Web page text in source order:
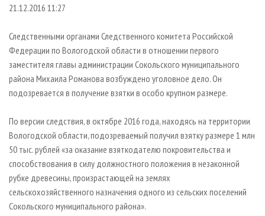
ПРОИЗВОДСТВО ДРЕВЕСНЫХ ПЛИТ
ПРОИЗВОДСТВО МЕБЕЛИ
БИОЭНЕРГЕТИКА
ЦБП
МОБИЛЬНЫЕ ВЫСТАВКИ
ОФИЦИАЛЬНЫЕ ДЕЛЕГАЦИИ
ПРИОРИТЕТНЫЕ ИНВЕСТПРОЕКТЫ
RUSSIAN FORESTRY REVIEW
ГАЗЕТА ЛЕСПРОМФОРУМ
РЕКЛАМА НА САЙТЕ
21.12.2016 11:27
Следственными органами Следственного комитета Российской
Федерации по Вологодской области в отношении первого
заместителя главы администрации Сокольского муниципального
района Михаила Романова возбуждено уголовное дело. Он
подозревается в получение взятки в особо крупном размере.
По версии следствия, в октябре 2016 года, находясь на территории
Вологодской области, подозреваемый получил взятку размере 1 млн
50 тыс. рублей «за оказание взяткодателю покровительства и
способствования в силу должностного положения в незаконной
рубке древесины, произрастающей на землях
сельскохозяйственного назначения одного из сельских поселений
Сокольского муниципального района».